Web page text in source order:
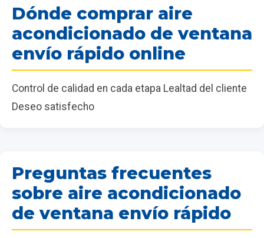
Dónde comprar aire
acondicionado de ventana
envío rápido online
Control de calidad en cada etapa Lealtad del cliente
Deseo satisfecho
Preguntas frecuentes
sobre aire acondicionado
de ventana envío rápido